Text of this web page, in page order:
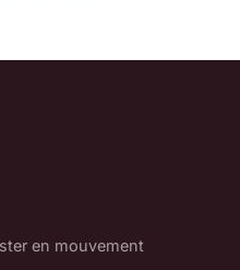
en mouvement